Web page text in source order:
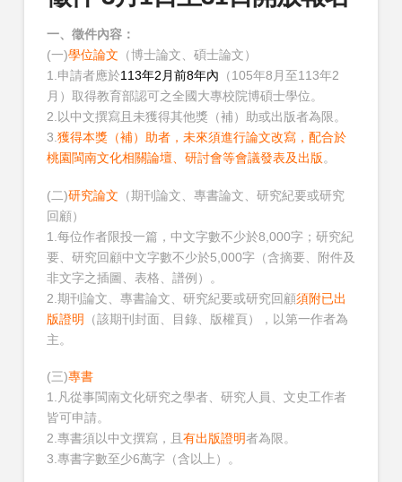
一、徵件內容：
(一)學位論文 （博士論文、碩士論文）
1.申請者應於113年2月前8年內 （105年8月至113年2
月）取得教育部認可之全國大專校院博碩士學位。
2.以中文撰寫且未獲得其他獎（補）助或出版者為限。
3.獲得本獎（補）助者，未來須進行論文改寫，配合於
桃園閩南文化相關論壇、研討會等會議發表及出版。
(二)研究論文 （期刊論文、專書論文、研究紀要或研究
回顧）
1.每位作者限投一篇，中文字數不少於8,000字；研究紀
要、研究回顧中文字數不少於5,000字（含摘要、附件及
非文字之插圖、表格、譜例）。
2.期刊論文、專書論文、研究紀要或研究回顧須附已出
版證明
（該期刊封面、目錄、版權頁），以第一作者為
主。
(三)專書
1.凡從事閩南文化研究之學者、研究人員、文史工作者
皆可申請。
2.專書須以中文撰寫，且 有出版證明者為限。
3.專書字數至少6萬字（含以上）。